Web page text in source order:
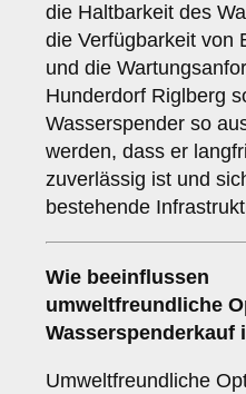
die Haltbarkeit des
die Verfügbarkeit von
und die
Hunderdorf Riglberg
Wasserspender so
werden, dass er
zuverlässig ist und
bestehende
Wie beeinflussen
umweltfreundliche
Wasserspenderkauf
Umweltfreundliche